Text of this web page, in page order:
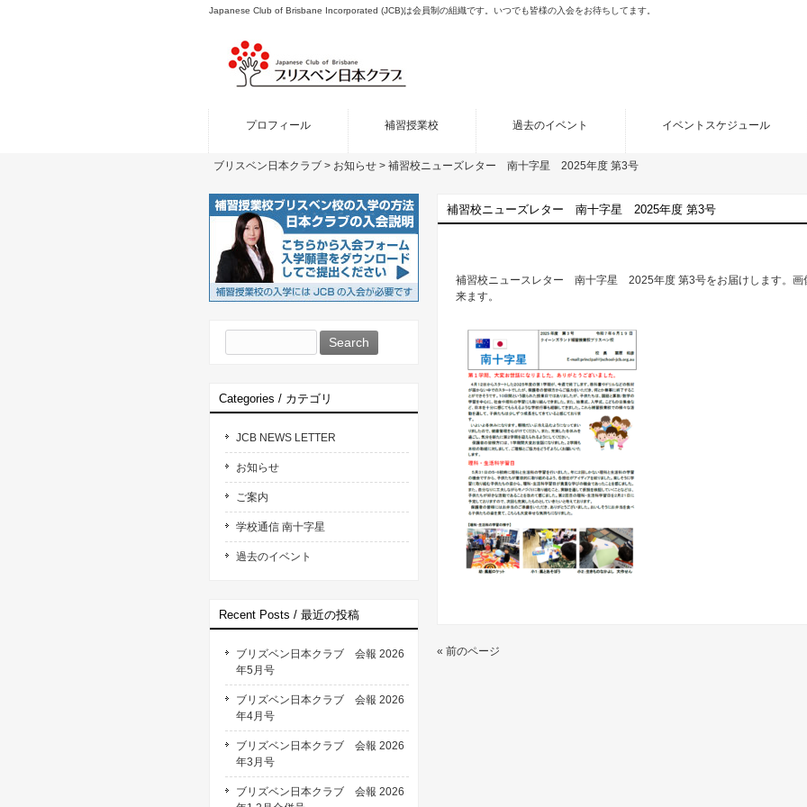
Japanese Club of Brisbane Incorporated (JCB)は会員制の組織です。いつでも皆様の入会をお待ちしてます。
プロフィール 補習授業校 過去のイベント イベントスケジュール
ブリスベン日本クラブ > お知らせ > 補習校ニューズレター 南十字星 2025年度 第3号
補習校ニューズレター 南十字星 2025年度 第3号
補習校ニュースレター 南十字星 2025年度 第3号をお届けします。画
来ます。
« 前のページ
for:
Categories / カテゴリ
JCB NEWS LETTER
お知らせ
ご案内
学校通信 南十字星
過去のイベント
Recent Posts / 最近の投稿
ブリズベン日本クラブ 会報 2026
年5月号
ブリズベン日本クラブ 会報 2026
年4月号
ブリズベン日本クラブ 会報 2026
年3月号
ブリズベン日本クラブ 会報 2026